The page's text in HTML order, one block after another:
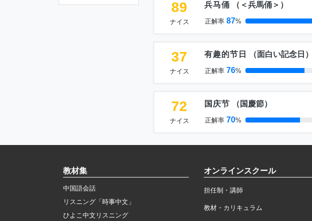
89
ナイス
兵马俑 （ ＜兵馬俑＞ ）
正解率 87%
37
ナイス
有趣的节日 （面白い記念日 ）
正解率 76%
72
ナイス
国庆节 （ 国慶節）
正解率 70%
教材集
中国語会話
リスニング「時事中文」
ひよこ中文リスニング
オンラインスクール
担任制・講師
教材・カリキュラム